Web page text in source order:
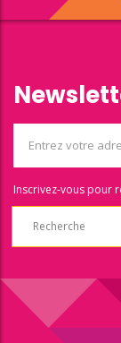
Inscrivez-vous pour